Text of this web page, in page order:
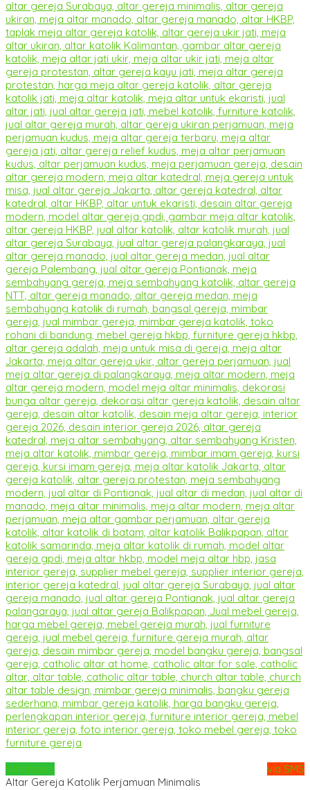
Whatsapp
via SMS
Altar Gereja Katolik Perjamuan Minimalis